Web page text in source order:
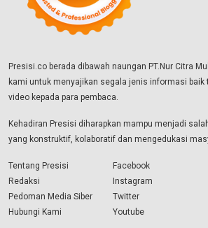
Presisi.co berada dibawah naungan PT.Nur Citra
kami untuk menyajikan segala jenis informasi baik
video kepada para pembaca.
Kehadiran Presisi diharapkan mampu menjadi
yang konstruktif, kolaboratif dan mengedukasi
Tentang Presisi
Redaksi
Pedoman Media Siber
Hubungi Kami
Facebook
Instagram
Twitter
Youtube